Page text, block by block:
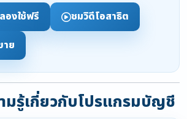
องใช้ฟรี
ชมวิดีโอสาธิต
ย
มรู้เกี่ยวกับโปรแกรมบัญชี